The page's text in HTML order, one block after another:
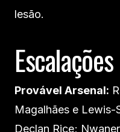
lesão.
Escalações
Provável Arsenal:
Magalhães e Lewis-
Declan Rice;